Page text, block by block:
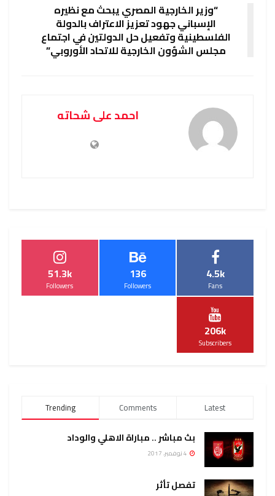
“وزير الخارجية المصري يبحث مع نظيره
الإسباني جهود تعزيز الاعتراف بالدولة
الفلسطينية وتفعيل حل الدولتين في اجتماع
مجلس الشؤون الخارجية للاتحاد الأوروبي”
احمد على شحاته
4.5k
Fans
136
Followers
51.3k
Followers
206k
Subscribers
Trending Comments Latest
بث مباشر .. مباراة الاهلي والوداد
تفصل تأثر